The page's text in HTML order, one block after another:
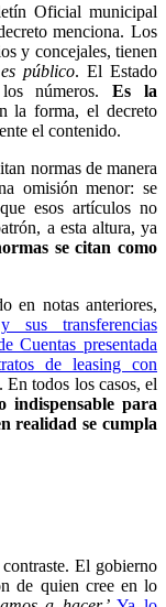
Oficial municipal
menciona. Los
y concejales, tienen
público. El Estado
los números.Es la
la forma, el decreto
el contenido.
normas de manera
omisión menor: se
esos artículos no
a esta altura, ya
se citan como
en notas anteriores,
transferencias
Cuentas presentada
de leasing con
. En todos los casos, el
indispensable para
realidad se cumpla
El gobierno
de quien cree en lo